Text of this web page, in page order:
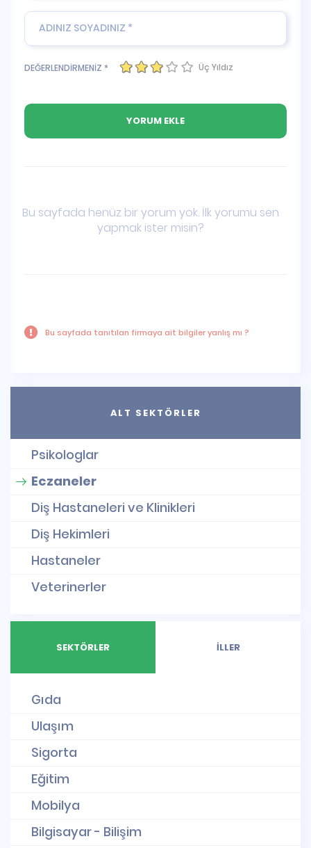
DEĞERLENDİRMENİZ * Üç Yıldız
Bu sayfada henüz bir yorum yok. İlk yorumu sen
yapmak ister misin?
Bu sayfada tanıtılan firmaya ait bilgiler yanlış mı ?
ALT SEKTÖRLER
Psikologlar
Eczaneler
Diş Hastaneleri ve Klinikleri
Diş Hekimleri
Hastaneler
Veterinerler
SEKTÖRLER İLLER
Gıda
Ulaşım
Sigorta
Eğitim
Mobilya
Bilgisayar - Bilişim